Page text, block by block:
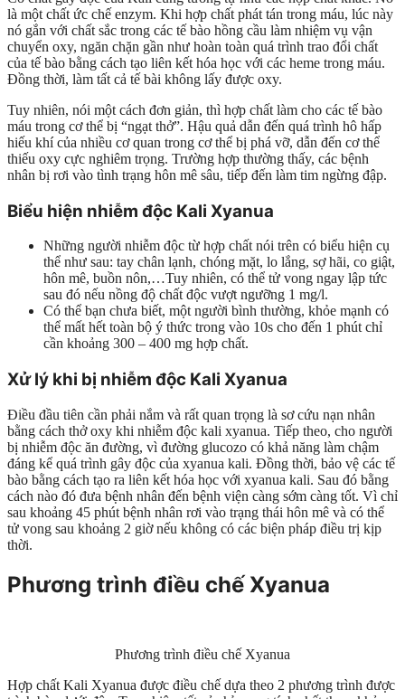
là một chất ức chế enzym. Khi hợp chất phát tán trong máu, lúc này
nó gắn với chất sắc trong các tế bào hồng cầu làm nhiệm vụ vận
chuyển oxy, ngăn chặn gần như hoàn toàn quá trình trao đổi chất
của tế bào bằng cách tạo liên kết hóa học với các heme trong máu.
Đồng thời, làm tất cả tế bài không lấy được oxy.
Tuy nhiên, nói một cách đơn giản, thì hợp chất làm cho các tế bào
máu trong cơ thể bị “ngạt thở”. Hậu quả dẫn đến quá trình hô hấp
hiếu khí của nhiều cơ quan trong cơ thể bị phá vỡ, dẫn đến cơ thể
thiếu oxy cực nghiêm trọng. Trường hợp thường thấy, các bệnh
nhân bị rơi vào tình trạng hôn mê sâu, tiếp đến làm tim ngừng đập.
Biểu hiện nhiễm độc Kali Xyanua
Những người nhiễm độc từ hợp chất nói trên có biểu hiện cụ
thể như sau: tay chân lạnh, chóng mặt, lo lắng, sợ hãi, co giật,
hôn mê, buồn nôn,…Tuy nhiên, có thể tử vong ngay lập tức
sau đó nếu nồng độ chất độc vượt ngưỡng 1 mg/l.
Có thể bạn chưa biết, một người bình thường, khỏe mạnh có
thể mất hết toàn bộ ý thức trong vào 10s cho đến 1 phút chỉ
cần khoảng 300 – 400 mg hợp chất.
Xử lý khi bị nhiễm độc Kali Xyanua
Điều đầu tiên cần phải nắm và rất quan trọng là sơ cứu nạn nhân
bằng cách thở oxy khi nhiễm độc kali xyanua. Tiếp theo, cho người
bị nhiễm độc ăn đường, vì đường glucozo có khả năng làm chậm
đáng kể quá trình gây độc của xyanua kali. Đồng thời, bảo vệ các tế
bào bằng cách tạo ra liên kết hóa học với xyanua kali. Sau đó bằng
cách nào đó đưa bệnh nhân đến bệnh viện càng sớm càng tốt. Vì chỉ
sau khoảng 45 phút bệnh nhân rơi vào trạng thái hôn mê và có thể
tử vong sau khoảng 2 giờ nếu không có các biện pháp điều trị kịp
thời.
Phương trình điều chế Xyanua
Phương trình điều chế Xyanua
Hợp chất Kali Xyanua được điều chế dựa theo 2 phương trình được